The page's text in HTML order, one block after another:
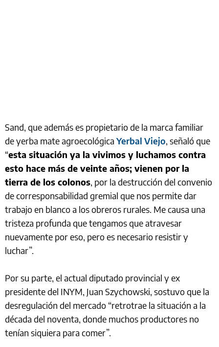
Sand, que además es propietario de la marca familiar
de yerba mate agroecológicaYerbal Viejo, señaló que
“esta situación ya la vivimos y luchamos contra
esto hace más de veinte años; vienen por la
tierra de los colonos, por la destrucción del convenio
de corresponsabilidad gremial que nos permite dar
trabajo en blanco a los obreros rurales. Me causa una
tristeza profunda que tengamos que atravesar
nuevamente por eso, peroes necesario resistir y
luchar”.
Por su parte, el actual diputado provincial y ex
presidente del INYM, Juan Szychowski, sostuvo que la
desregulación del mercado “retrotrae la situación a la
década del noventa, donde muchos productores no
tenían siquiera para comer”.